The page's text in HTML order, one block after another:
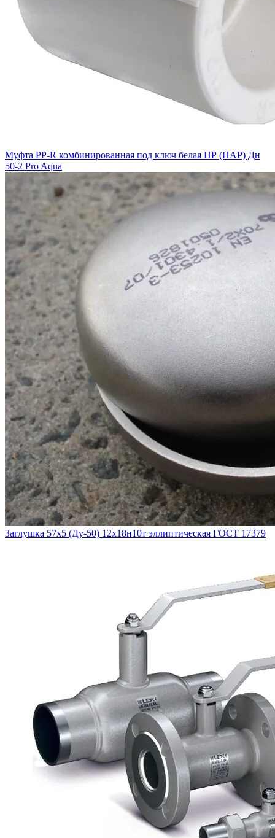
Муфта PP-R комбинированная под ключ белая НР (НАР) Дн
50-2 Pro Aqua
Заглушка 57х5 (Ду-50) 12х18н10т эллиптическая ГОСТ 17379